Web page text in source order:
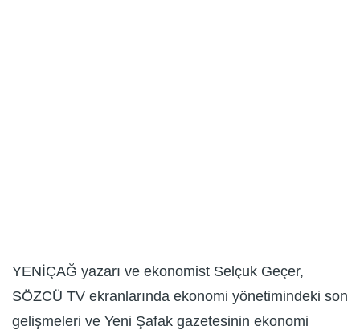
YENİÇAĞ yazarı ve ekonomist Selçuk Geçer,
SÖZCÜ TV ekranlarında ekonomi yönetimindeki son
gelişmeleri ve Yeni Şafak gazetesinin ekonomi